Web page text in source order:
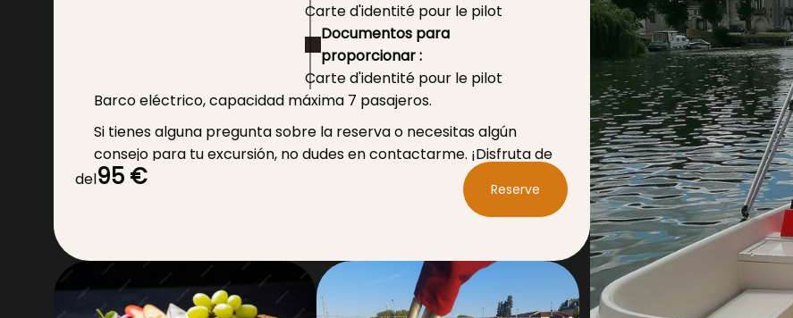
Carte d'identité pour le pilot
Documentos para
proporcionar :
Carte d'identité pour le pilot
Barco eléctrico, capacidad máxima 7 pasajeros.
Si tienes alguna pregunta sobre la reserva o necesitas algún
consejo para tu excursión, no dudes en contactarme. ¡Disfruta de
tu escapada!
del95 € Reserve